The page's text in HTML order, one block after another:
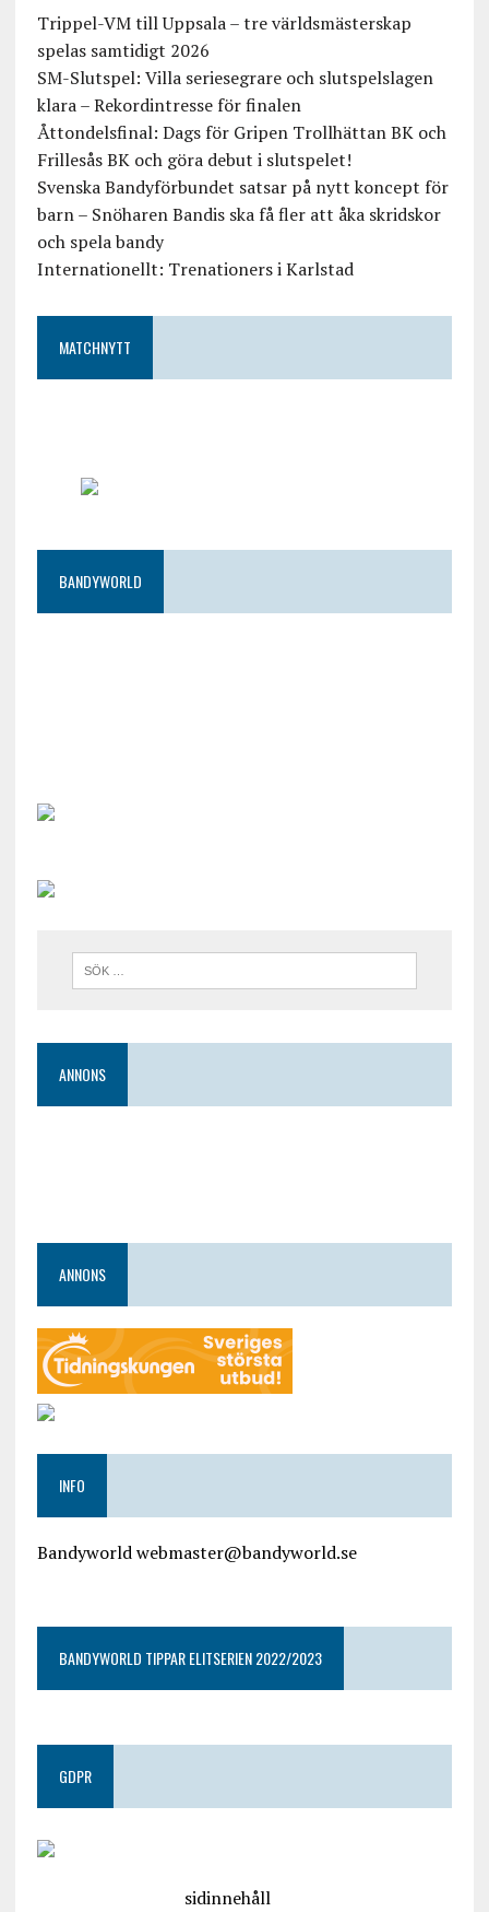
Trippel-VM till Uppsala – tre världsmästerskap
spelas samtidigt 2026
SM-Slutspel: Villa seriesegrare och slutspelslagen
klara – Rekordintresse för finalen
Åttondelsfinal: Dags för Gripen Trollhättan BK och
Frillesås BK och göra debut i slutspelet!
Svenska Bandyförbundet satsar på nytt koncept för
barn – Snöharen Bandis ska få fler att åka skridskor
och spela bandy
Internationellt: Trenationers i Karlstad
MATCHNYTT
BANDYWORLD
ANNONS
ANNONS
INFO
Bandyworld webmaster@bandyworld.se
BANDYWORLD TIPPAR ELITSERIEN 2022/2023
GDPR
sidinnehåll